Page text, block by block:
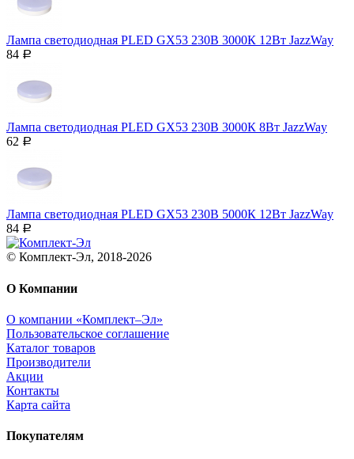
Лампа светодиодная PLED GX53 230В 3000К 12Вт JazzWay
84 Р
Лампа светодиодная PLED GX53 230В 3000К 8Вт JazzWay
62 Р
Лампа светодиодная PLED GX53 230В 5000К 12Вт JazzWay
84 Р
© Комплект-Эл, 2018-2026
О Компании
О компании «Комплект–Эл»
Пользовательское соглашение
Каталог товаров
Производители
Акции
Контакты
Карта сайта
Покупателям